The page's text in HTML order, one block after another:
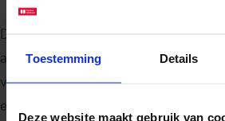
Toestemming Details
Deze website maakt gebruik van
De GBD biedt een
aanpak voor het schatten van de
van verschillende risicofactoren op
en nationaal niveau. Daarmee biedt